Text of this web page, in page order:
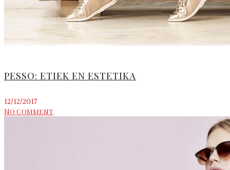
PESSO: ETIEK EN ESTETIKA
12/12/2017
No Comment